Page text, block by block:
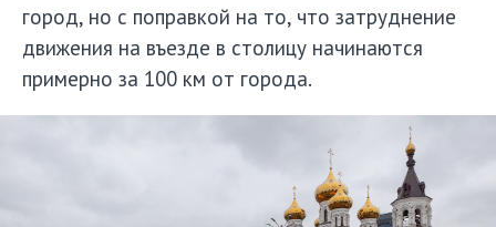
город, но с поправкой на то, что затруднение
движения на въезде в столицу начинаются
примерно за 100 км от города.